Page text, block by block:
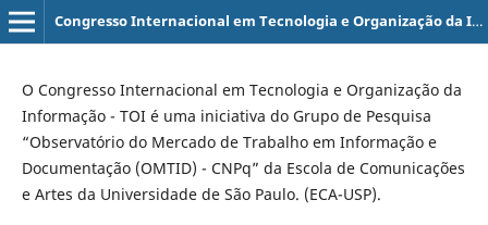
Congresso Internacional em Tecnologia e Organização da Informação - TOI
O Congresso Internacional em Tecnologia e Organização da
Informação - TOI é uma iniciativa do Grupo de Pesquisa
“Observatório do Mercado de Trabalho em Informação e
Documentação (OMTID) - CNPq” da Escola de Comunicações
e Artes da Universidade de São Paulo. (ECA-USP).